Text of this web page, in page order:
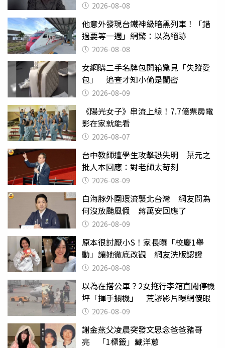
2026-08-08
他意外發現台鐵神級暗黑列車！「錯
過要等一週」網驚：以為絕跡
2026-08-08
女網購二手名牌包開箱驚見「失蹤愛
包」 追查才知小偷是閨密
2026-08-09
《陽光女子》串流上線！7.7億票房電
影在家就能看
2026-08-07
台中教師遭學生攻擊恐失明 葉元之
批人本回應：對老師太苛刻
2026-08-09
白海豚外圍環流襲北台灣 網友問為
何沒放颱風假 蔣萬安回應了
2026-08-09
原本很討厭小S！家長曝「校慶1舉
動」讓她徹底改觀 網友洗版認證
2026-08-08
以為在搭公車？2女拖行李箱直闖停機
坪「揮手攔機」 荒謬影片曝網傻眼
2026-08-09
謝金燕父凌晨突發文思念爸爸豬哥
亮 「1標籤」藏洋蔥